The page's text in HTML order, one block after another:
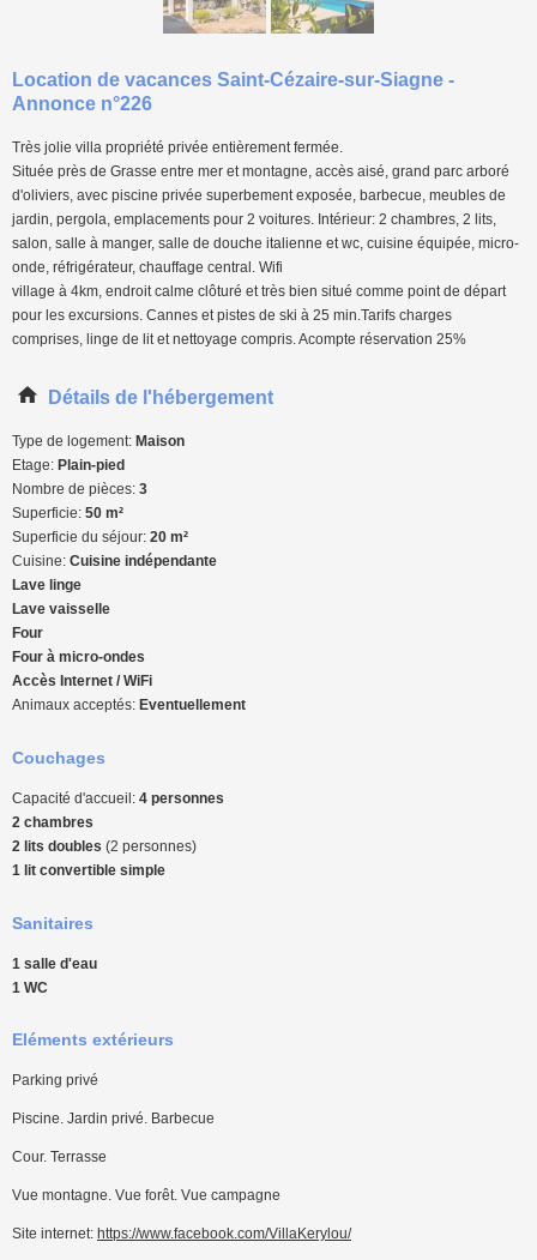
Location de vacances Saint-Cézaire-sur-Siagne -
Annonce n°226
Très jolie villa propriété privée entièrement fermée.
Située près de Grasse entre mer et montagne, accès aisé, grand parc arboré
d'oliviers, avec piscine privée superbement exposée, barbecue, meubles de
jardin, pergola, emplacements pour 2 voitures. Intérieur: 2 chambres, 2 lits,
salon, salle à manger, salle de douche italienne et wc, cuisine équipée, micro-
onde, réfrigérateur, chauffage central. Wifi
village à 4km, endroit calme clôturé et très bien situé comme point de départ
pour les excursions. Cannes et pistes de ski à 25 min.Tarifs charges
comprises, linge de lit et nettoyage compris. Acompte réservation 25%
Détails de l'hébergement
Type de logement: Maison
Etage: Plain-pied
Nombre de pièces: 3
Superficie: 50 m²
Superficie du séjour: 20 m²
Cuisine: Cuisine indépendante
Lave linge
Lave vaisselle
Four
Four à micro-ondes
Accès Internet / WiFi
Animaux acceptés: Eventuellement
Couchages
Capacité d'accueil: 4 personnes
2 chambres
2 lits doubles (2 personnes)
1 lit convertible simple
Sanitaires
1 salle d'eau
1 WC
Eléments extérieurs
Parking privé
Piscine. Jardin privé. Barbecue
Cour. Terrasse
Vue montagne. Vue forêt. Vue campagne
Site internet: https://www.facebook.com/VillaKerylou/